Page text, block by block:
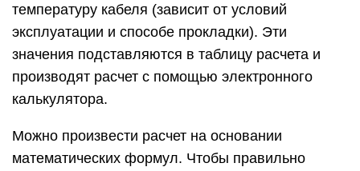
температуру кабеля (зависит от условий
эксплуатации и способе прокладки). Эти
значения подставляются в таблицу расчета и
производят расчет с помощью электронного
калькулятора.
Можно произвести расчет на основании
математических формул. Чтобы правильно